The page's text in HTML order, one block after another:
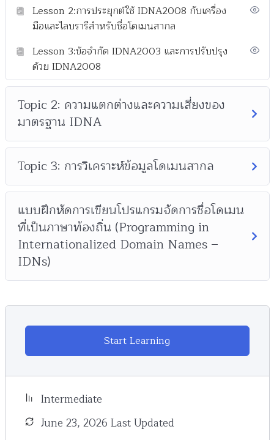
Lesson 2:การประยุกต์ใช้ IDNA2008 กับเครื่อง
มือและไลบรารีสำหรับชื่อโดเมนสากล
Lesson 3:ข้อจำกัด IDNA2003 และการปรับปรุง
ด้วย IDNA2008
Topic 2: ความแตกต่างและความเสี่ยงของ
มาตรฐาน IDNA
Topic 3: การวิเคราะห์ข้อมูลโดเมนสากล
แบบฝึกหัดการเขียนโปรแกรมจัดการชื่อโดเมน
ที่เป็นภาษาท้องถิ่น (Programming in
Internationalized Domain Names –
IDNs)
Start Learning
Intermediate
June 23, 2026 Last Updated